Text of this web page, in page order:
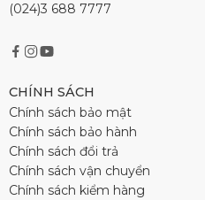
(024)3 688 7777
CHÍNH SÁCH
Chính sách bảo mật
Chính sách bảo hành
Chính sách đổi trả
Chính sách vận chuyển
Chính sách kiểm hàng